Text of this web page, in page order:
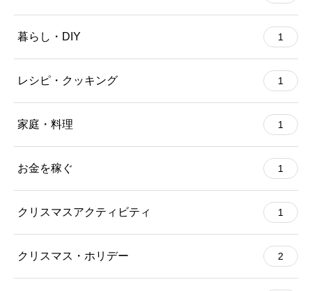
暮らし・DIY 1
レシピ・クッキング 1
家庭・料理 1
お金を稼ぐ 1
クリスマスアクティビティ 1
クリスマス・ホリデー 2